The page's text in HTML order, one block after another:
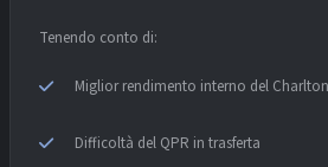
Tenendo conto di:
Miglior rendimento interno del Charlton
Difficoltà del QPR in trasferta